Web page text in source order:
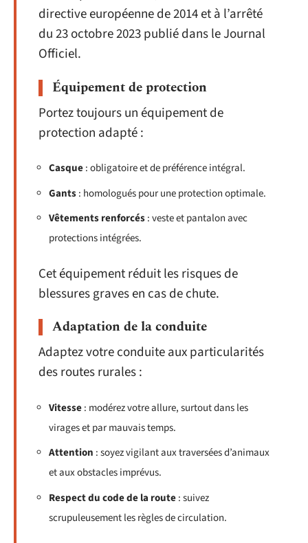
directive européenne de 2014 et à l’arrêté
du 23 octobre 2023 publié dans le Journal
Officiel.
Équipement de protection
Portez toujours un équipement de
protection adapté :
Casque: obligatoire et de préférence intégral.
Gants: homologués pour une protection optimale.
Vêtements renforcés: veste et pantalon avec
protections intégrées.
Cet équipement réduit les risques de
blessures graves en cas de chute.
Adaptation de la conduite
Adaptez votre conduite aux particularités
des routes rurales :
Vitesse: modérez votre allure, surtout dans les
virages et par mauvais temps.
Attention : soyez vigilant aux traversées d’animaux
et aux obstacles imprévus.
Respect du code de la route: suivez
scrupuleusement les règles de circulation.